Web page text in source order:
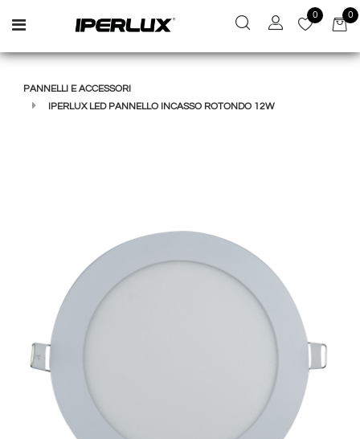
Open menu
0 0
PANNELLI E ACCESSORI
IPERLUX LED PANNELLO INCASSO ROTONDO 12W